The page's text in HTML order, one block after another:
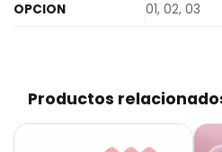
OPCION 01, 02, 03
Productos